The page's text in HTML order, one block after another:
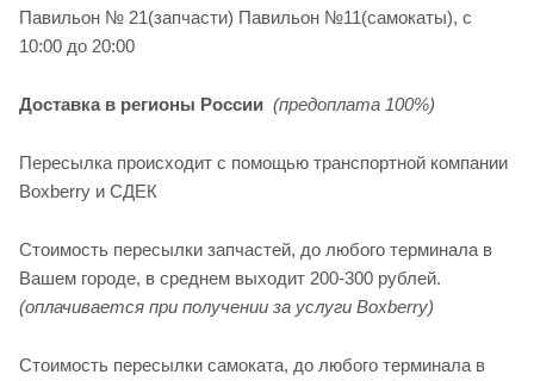
Павильон № 21(запчасти) Павильон №11(cамокаты), с
10:00 до 20:00
Доставка в регионы России (предоплата 100%)
Пересылка происходит с помощью транспортной компании
Boxberry и СДЕК
Стоимость пересылки запчастей, до любого терминала в
Вашем городе, в среднем выходит 200-300 рублей.
(оплачивается при получении за услуги Boxberry)
Стоимость пересылки самоката, до любого терминала в